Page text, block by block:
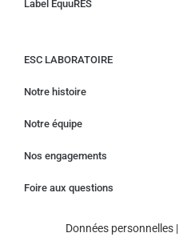
Label EquuRES
ESC LABORATOIRE
Notre histoire
Notre équipe
Nos engagements
Foire aux questions
Données personnelles|